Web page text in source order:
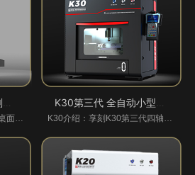
享刻第四代K40是一款小型桌面式智能雕刻机，采 K30介绍：享刻K30第三代四轴联动桌面级小型电脑